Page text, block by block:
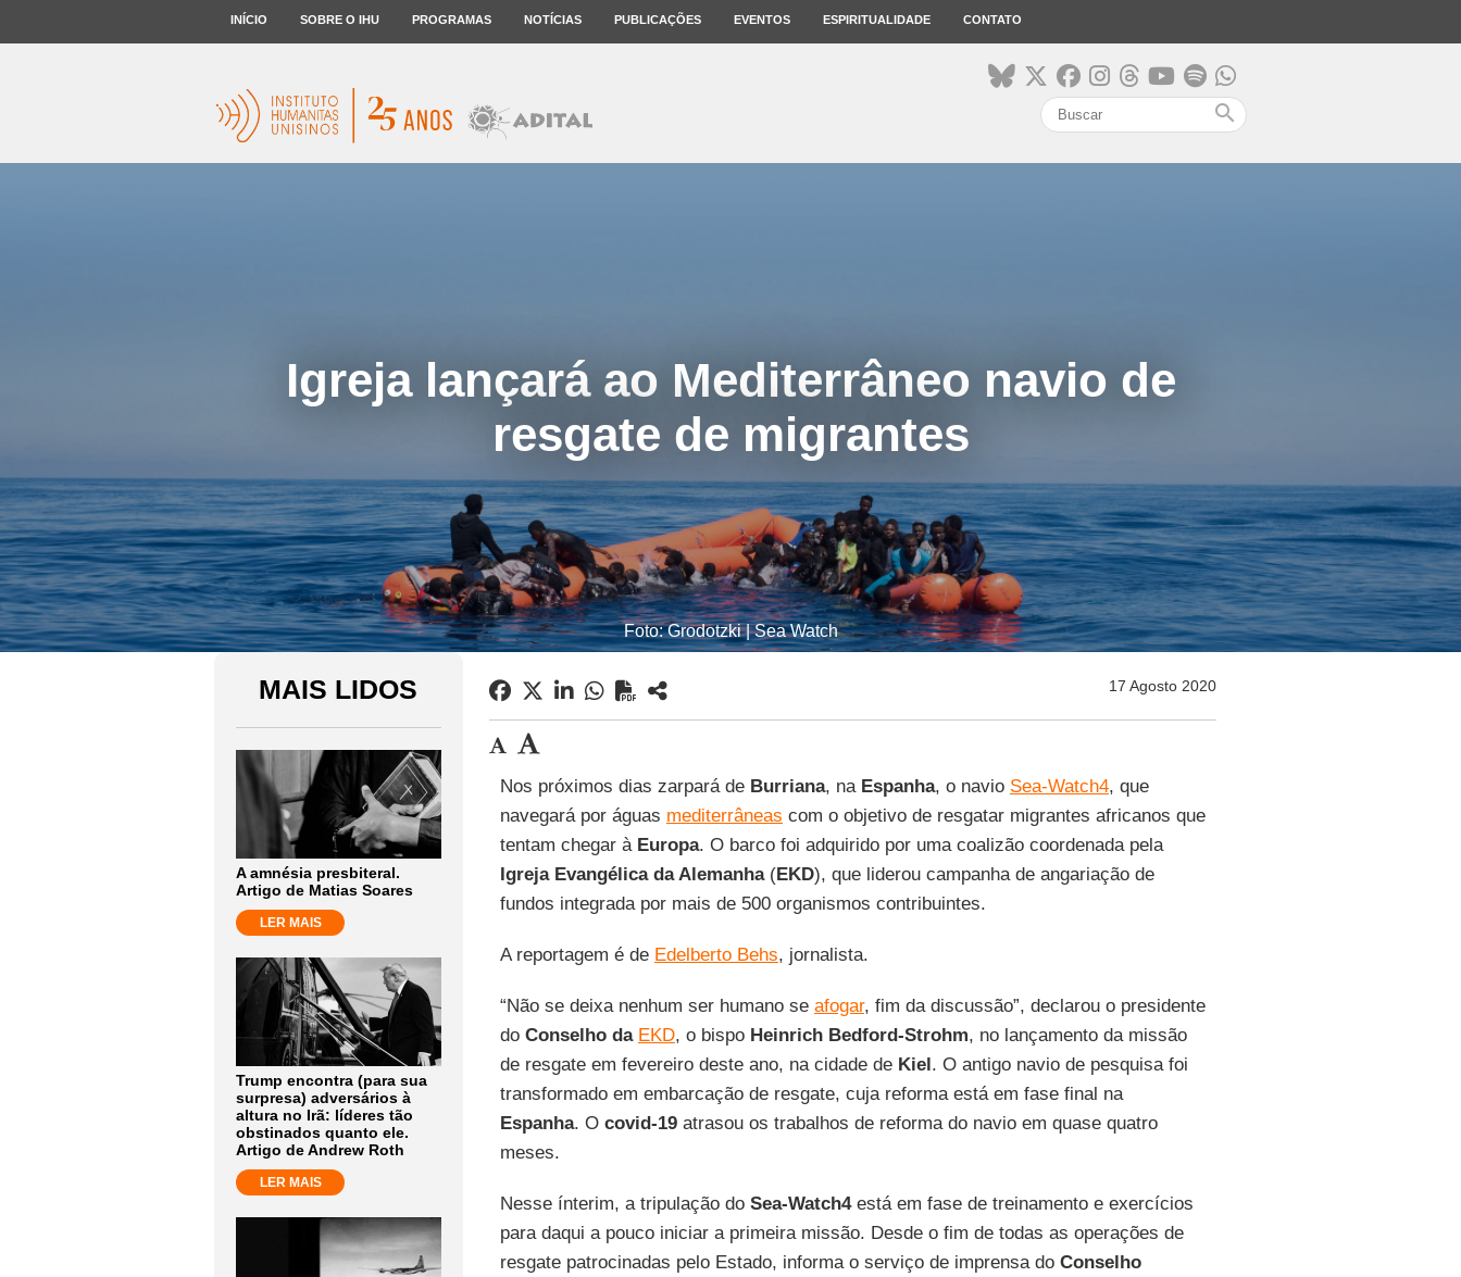
INÍCIO SOBRE O IHU PROGRAMAS NOTÍCIAS PUBLICAÇÕES EVENTOS ESPIRITUALIDADE CONTATO
search
Igreja lançará ao Mediterrâneo navio de
resgate de migrantes
Foto: Grodotzki | Sea Watch
MAIS LIDOS
A amnésia presbiteral.
Artigo de Matias Soares
LER MAIS
Trump encontra (para sua
surpresa) adversários à
altura no Irã: líderes tão
obstinados quanto ele.
Artigo de Andrew Roth
LER MAIS
17 Agosto 2020
Nos próximos dias zarpará de Burriana, na Espanha, o navio Sea-Watch4, que
navegará por águas mediterrâneas com o objetivo de resgatar migrantes africanos que
tentam chegar à Europa. O barco foi adquirido por uma coalizão coordenada pela
Igreja Evangélica da Alemanha(EKD), que liderou campanha de angariação de
fundos integrada por mais de 500 organismos contribuintes.
A reportagem é de Edelberto Behs, jornalista.
“Não se deixa nenhum ser humano se afogar, fim da discussão”, declarou o presidente
do Conselho da EKD, o bispo Heinrich Bedford-Strohm, no lançamento da missão
de resgate em fevereiro deste ano, na cidade de Kiel. O antigo navio de pesquisa foi
transformado em embarcação de resgate, cuja reforma está em fase final na
Espanha. O covid-19atrasou os trabalhos de reforma do navio em quase quatro
meses.
Nesse ínterim, a tripulação do Sea-Watch4está em fase de treinamento e exercícios
para daqui a pouco iniciar a primeira missão. Desde o fim de todas as operações de
resgate patrocinadas pelo Estado, informa o serviço de imprensa do Conselho